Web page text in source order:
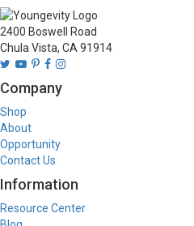
2400 Boswell Road
Chula Vista, CA 91914
Company
Shop
About
Opportunity
Contact Us
Information
Resource Center